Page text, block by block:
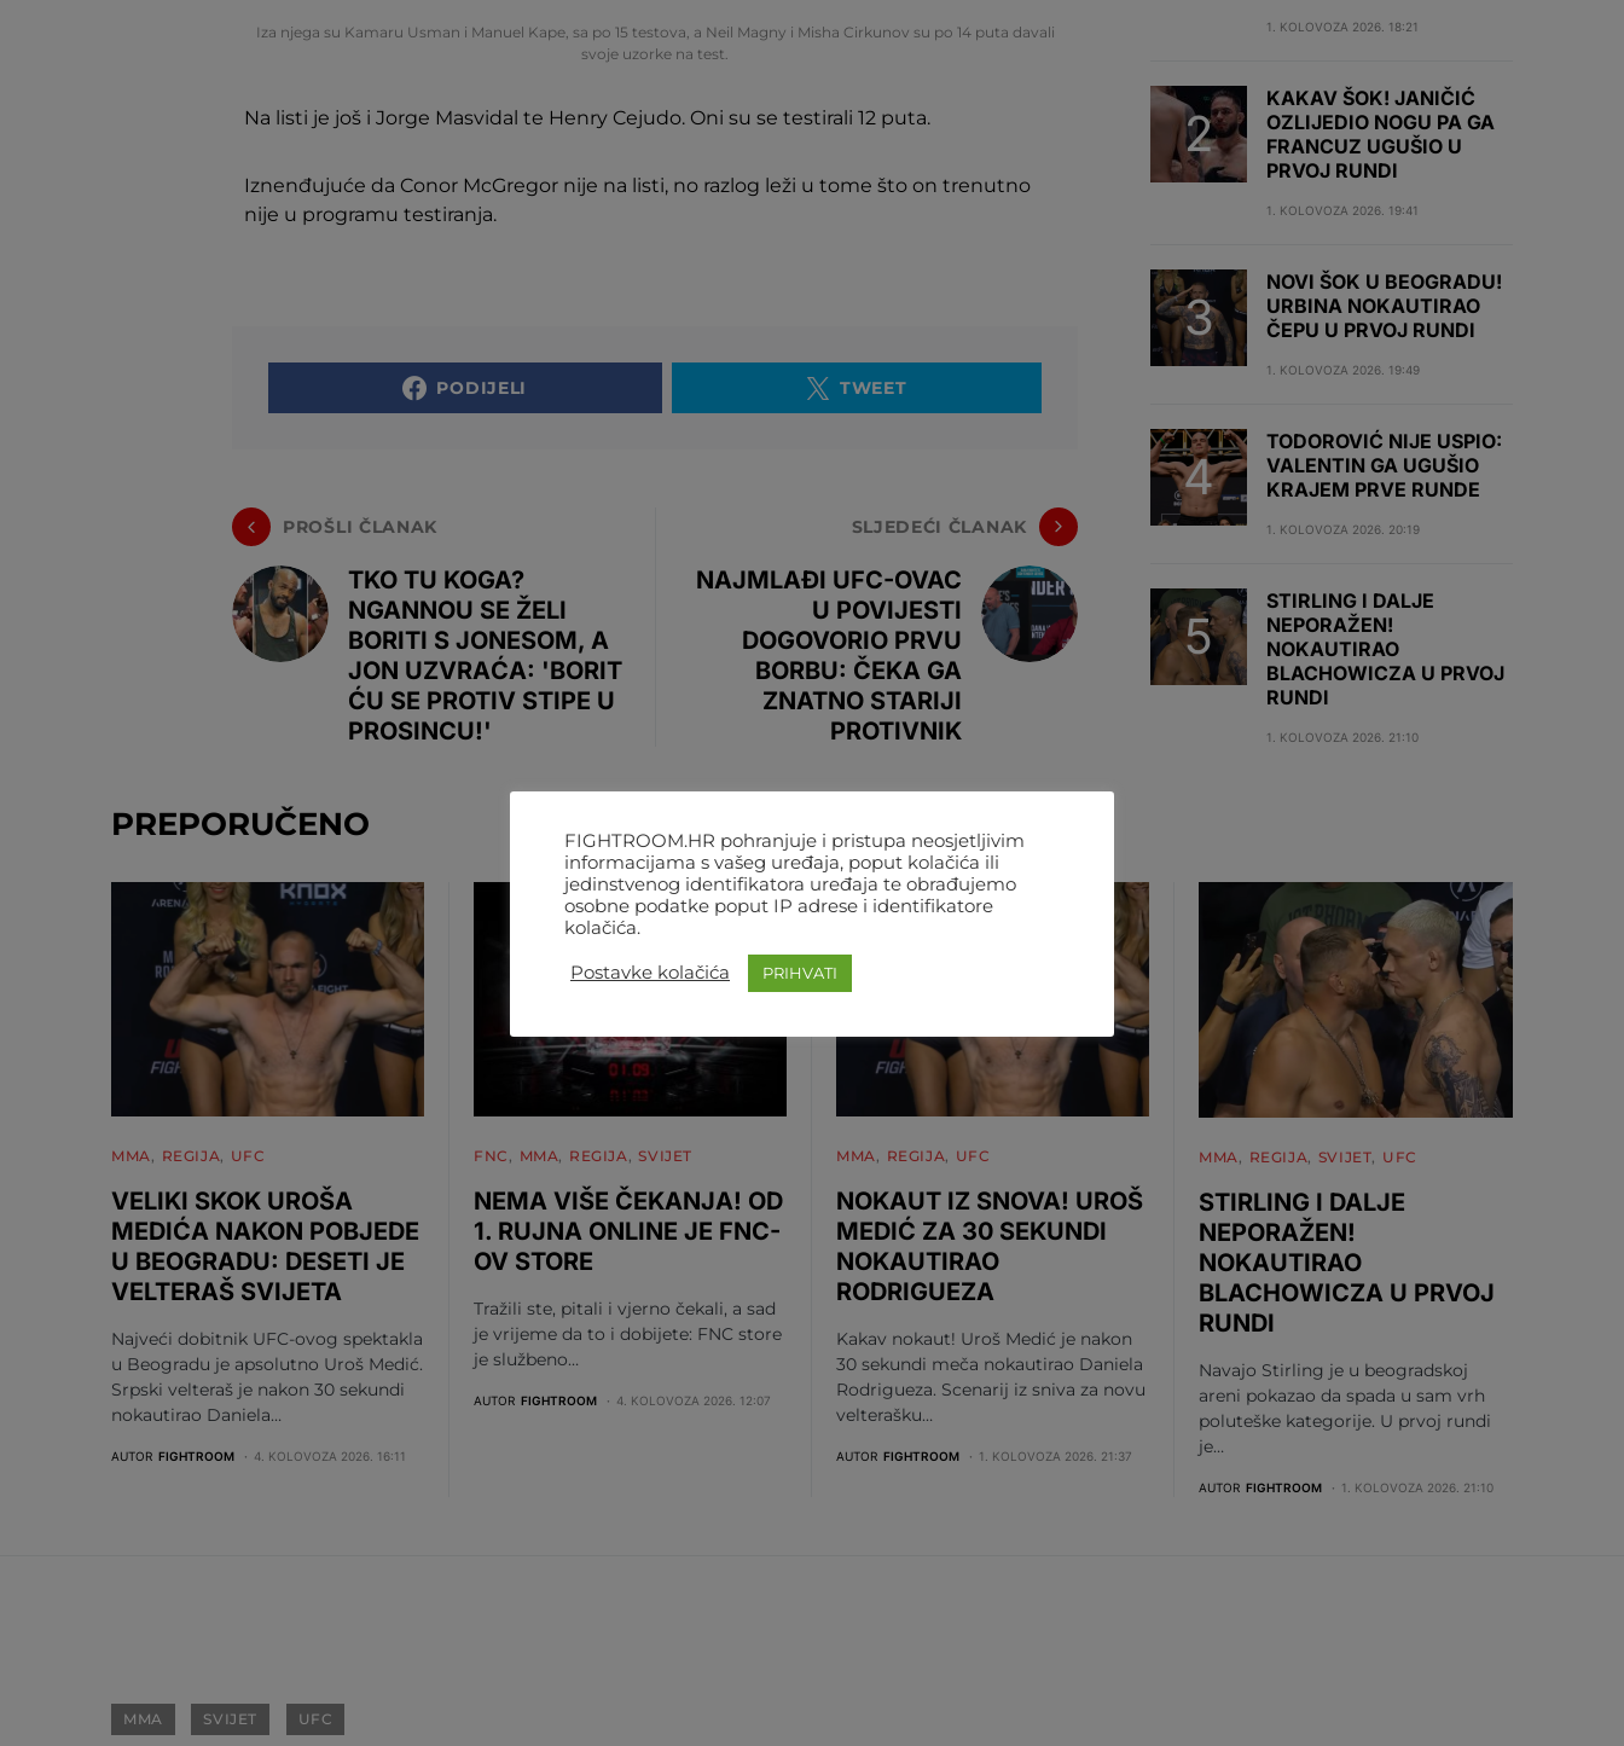
Iza njega su Kamaru Usman i Manuel Kape, sa po 15 testova, a Neil Magny i Misha Cirkunov su po 14 puta davali
svoje uzorke na test.
Na listi je još i Jorge Masvidal te Henry Cejudo. Oni su se testirali 12 puta.
Iznenđujuće da Conor McGregor nije na listi, no razlog leži u tome što on trenutno
nije u programu testiranja.
PODIJELI TWEET
PROŠLI ČLANAK
TKO TU KOGA?
NGANNOU SE ŽELI
BORITI S JONESOM, A
JON UZVRAĆA: 'BORIT
ĆU SE PROTIV STIPE U
PROSINCU!'
SLJEDEĆI ČLANAK
NAJMLAĐI UFC-OVAC
U POVIJESTI
DOGOVORIO PRVU
BORBU: ČEKA GA
ZNATNO STARIJI
PROTIVNIK
1. KOLOVOZA 2026. 18:21
KAKAV ŠOK! JANIČIĆ
OZLIJEDIO NOGU PA GA
FRANCUZ UGUŠIO U
PRVOJ RUNDI
1. KOLOVOZA 2026. 19:41
NOVI ŠOK U BEOGRADU!
URBINA NOKAUTIRAO
ČEPU U PRVOJ RUNDI
1. KOLOVOZA 2026. 19:49
TODOROVIĆ NIJE USPIO:
VALENTIN GA UGUŠIO
KRAJEM PRVE RUNDE
1. KOLOVOZA 2026. 20:19
STIRLING I DALJE
NEPORAŽEN!
NOKAUTIRAO
BLACHOWICZA U PRVOJ
RUNDI
1. KOLOVOZA 2026. 21:10
PREPORUČENO
MMA REGIJA UFC
VELIKI SKOK UROŠA
MEDIĆA NAKON POBJEDE
U BEOGRADU: DESETI JE
VELTERAŠ SVIJETA
Najveći dobitnik UFC-ovog spektakla
u Beogradu je apsolutno Uroš Medić.
Srpski velteraš je nakon 30 sekundi
nokautirao Daniela…
AUTOR FIGHTROOM 4. KOLOVOZA 2026. 16:11
FNC MMA REGIJA SVIJET
NEMA VIŠE ČEKANJA! OD
1. RUJNA ONLINE JE FNC-
OV STORE
Tražili ste, pitali i vjerno čekali, a sad
je vrijeme da to i dobijete: FNC store
je službeno…
AUTOR FIGHTROOM 4. KOLOVOZA 2026. 12:07
MMA REGIJA UFC
NOKAUT IZ SNOVA! UROŠ
MEDIĆ ZA 30 SEKUNDI
NOKAUTIRAO
RODRIGUEZA
Kakav nokaut! Uroš Medić je nakon
30 sekundi meča nokautirao Daniela
Rodrigueza. Scenarij iz sniva za novu
velterašku…
AUTOR FIGHTROOM 1. KOLOVOZA 2026. 21:37
MMA REGIJA SVIJET UFC
STIRLING I DALJE
NEPORAŽEN!
NOKAUTIRAO
BLACHOWICZA U PRVOJ
RUNDI
Navajo Stirling je u beogradskoj
areni pokazao da spada u sam vrh
poluteške kategorije. U prvoj rundi
je…
AUTOR FIGHTROOM 1. KOLOVOZA 2026. 21:10
MMA SVIJET UFC
FIGHTROOM.HR pohranjuje i pristupa neosjetljivim
informacijama s vašeg uređaja, poput kolačića ili
jedinstvenog identifikatora uređaja te obrađujemo
osobne podatke poput IP adrese i identifikatore
kolačića.
Postavke kolačića PRIHVATI